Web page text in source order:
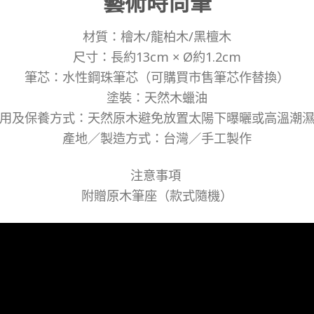
材質：檜木/龍柏木/黑檀木
尺寸：長約13cm × Ø約1.2cm
筆芯：水性鋼珠筆芯（可購買市售筆芯作替換）
塗裝：天然木蠟油
及保養方式：天然原木避免放置太陽下曝曬或高溫潮
產地／製造方式：台灣／手工製作
注意事項
附贈原木筆座（款式隨機）